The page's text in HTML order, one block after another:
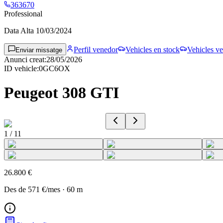
363670
Professional
Data Alta 10/03/2024
Enviar missatge Perfil venedor Vehicles en stock
Vehicles
Anunci creat:28/05/2026
ID vehicle:0GC6OX
Peugeot 308 GTI
1 / 11
26.800 €
Des de 571 €/mes · 60 m